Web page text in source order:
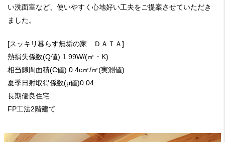
い洗面室など、使いやすく心地好い工夫をご提案させていただき
ました。
[スッキリ暮らす無垢の家 ＤＡＴＡ]
熱損失係数(Q値) 1.99W/(㎡・K)
相当隙間面積(C値) 0.4c㎡/㎡(実測値)
夏季日射取得係数(μ値)0.04
長期優良住宅
FP工法2階建て